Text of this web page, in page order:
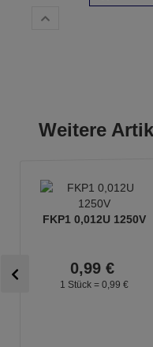
Weitere
FKP1 0,012U 1250V
0,99 €
1 Stück = 0, 99 €